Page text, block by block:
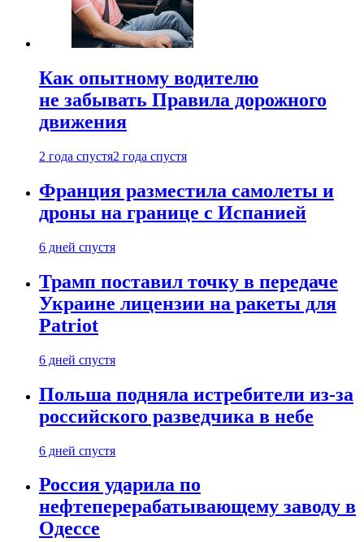
Как опытному водителю
не забывать Правила дорожного
движения
2 года спустя2 года спустя
Франция разместила самолеты и
дроны на границе с Испанией
6 дней спустя
Трамп поставил точку в передаче
Украине лицензии на ракеты для
Patriot
6 дней спустя
Польша подняла истребители из-за
российского разведчика в небе
6 дней спустя
Россия ударила по
нефтеперерабатывающему заводу в
Одессе